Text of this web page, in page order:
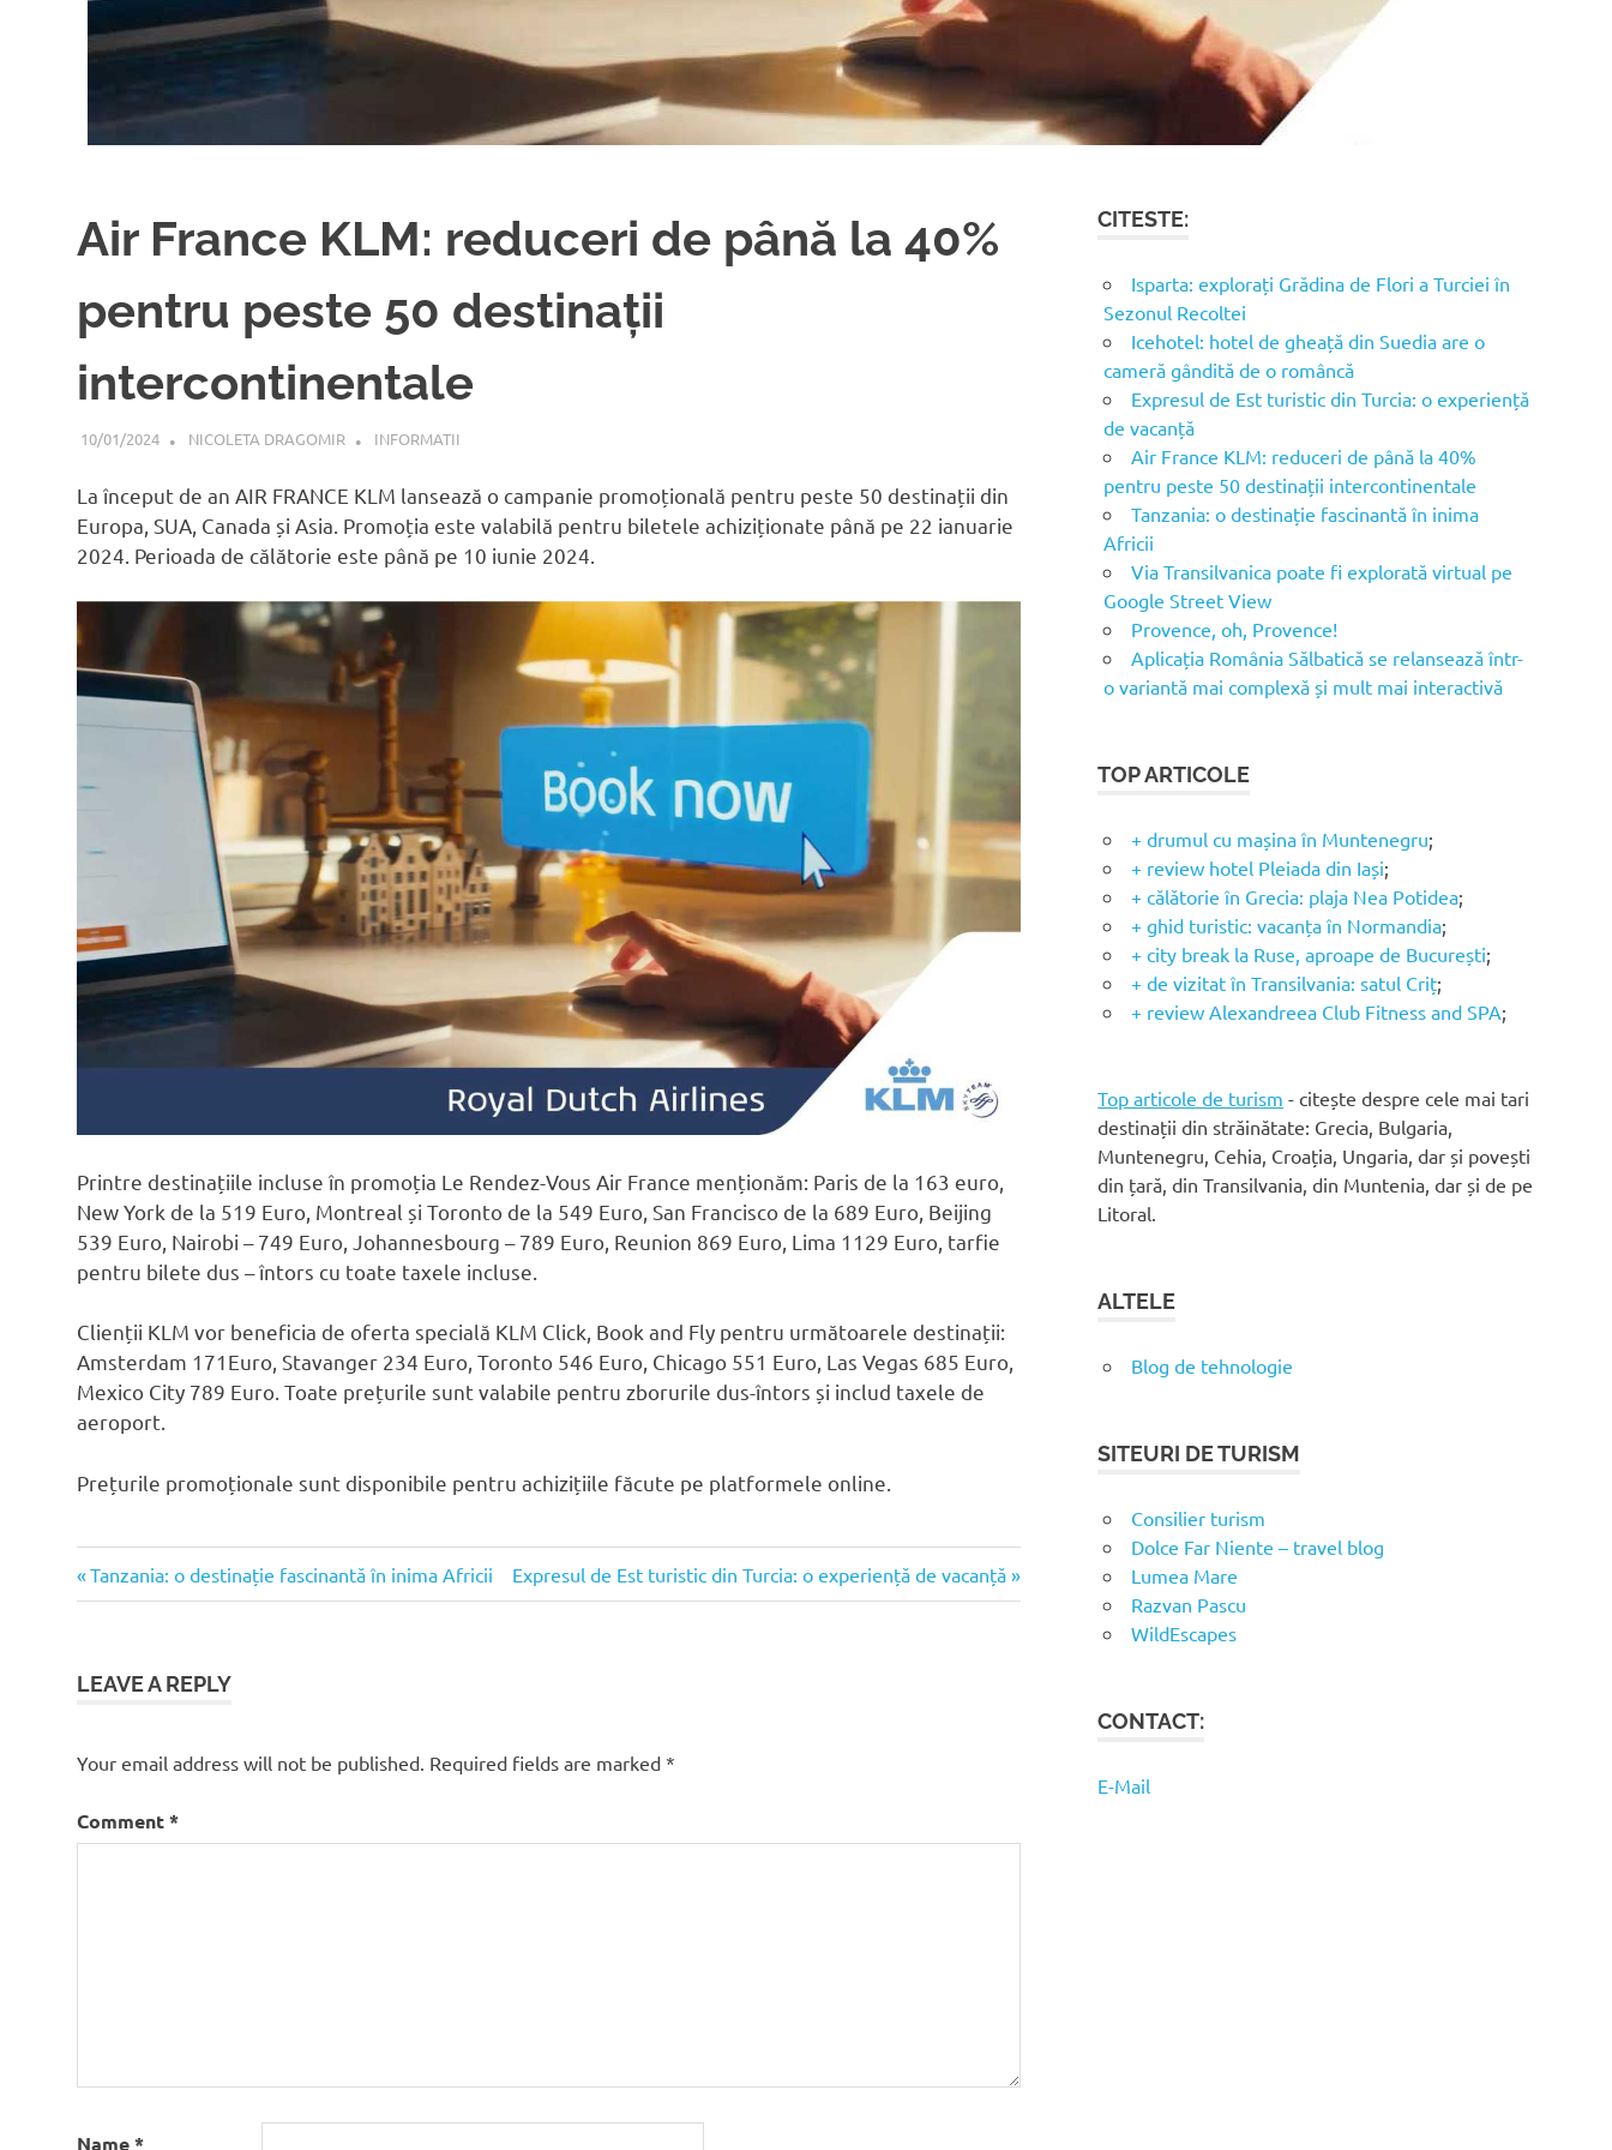
Air France KLM: reduceri de până la 40%
pentru peste 50 destinații
intercontinentale
10/01/2024 NICOLETA DRAGOMIR INFORMATII
La început de an AIR FRANCE KLM lansează o campanie promoțională pentru peste 50 destinații din
Europa, SUA, Canada și Asia. Promoția este valabilă pentru biletele achiziționate până pe 22 ianuarie
2024. Perioada de călătorie este până pe 10 iunie 2024.
Printre destinațiile incluse în promoția Le Rendez-Vous Air France menționăm: Paris de la 163 euro,
New York de la 519 Euro, Montreal și Toronto de la 549 Euro, San Francisco de la 689 Euro, Beijing
539 Euro, Nairobi – 749 Euro, Johannesbourg – 789 Euro, Reunion 869 Euro, Lima 1129 Euro, tarfie
pentru bilete dus – întors cu toate taxele incluse.
Clienții KLM vor beneficia de oferta specială KLM Click, Book and Fly pentru următoarele destinații:
Amsterdam 171Euro, Stavanger 234 Euro, Toronto 546 Euro, Chicago 551 Euro, Las Vegas 685 Euro,
Mexico City 789 Euro. Toate prețurile sunt valabile pentru zborurile dus-întors și includ taxele de
aeroport.
Prețurile promoționale sunt disponibile pentru achizițiile făcute pe platformele online.
France
Post
Previous
Post:
Tanzania: o destinație fascinantă în inima Africii
Next
Post:
Expresul de Est turistic din Turcia: o experiență de vacanță
LEAVE A REPLY
Your email address will not be published. Required fields are marked *
Comment*
Name*
CITESTE:
Isparta: explorați Grădina de Flori a Turciei în
Sezonul Recoltei
Icehotel: hotel de gheață din Suedia are o
cameră gândită de o româncă
Expresul de Est turistic din Turcia: o experiență
de vacanță
Air France KLM: reduceri de până la 40%
pentru peste 50 destinații intercontinentale
Tanzania: o destinație fascinantă în inima
Africii
Via Transilvanica poate fi explorată virtual pe
Google Street View
Provence, oh, Provence!
Aplicația România Sălbatică se relansează într-
o variantă mai complexă și mult mai interactivă
TOP ARTICOLE
+ drumul cu mașina în Muntenegru;
+ review hotel Pleiada din Iași;
+ călătorie în Grecia: plaja Nea Potidea;
+ ghid turistic: vacanța în Normandia;
+ city break la Ruse, aproape de București;
+ de vizitat în Transilvania: satul Criț;
+ review Alexandreea Club Fitness and SPA;
Top articole de turism - citește despre cele mai tari
destinații din străinătate: Grecia, Bulgaria,
Muntenegru, Cehia, Croația, Ungaria, dar și povești
din țară, din Transilvania, din Muntenia, dar și de pe
Litoral.
ALTELE
Blog de tehnologie
SITEURI DE TURISM
Consilier turism
Dolce Far Niente – travel blog
Lumea Mare
Razvan Pascu
WildEscapes
CONTACT:
E-Mail